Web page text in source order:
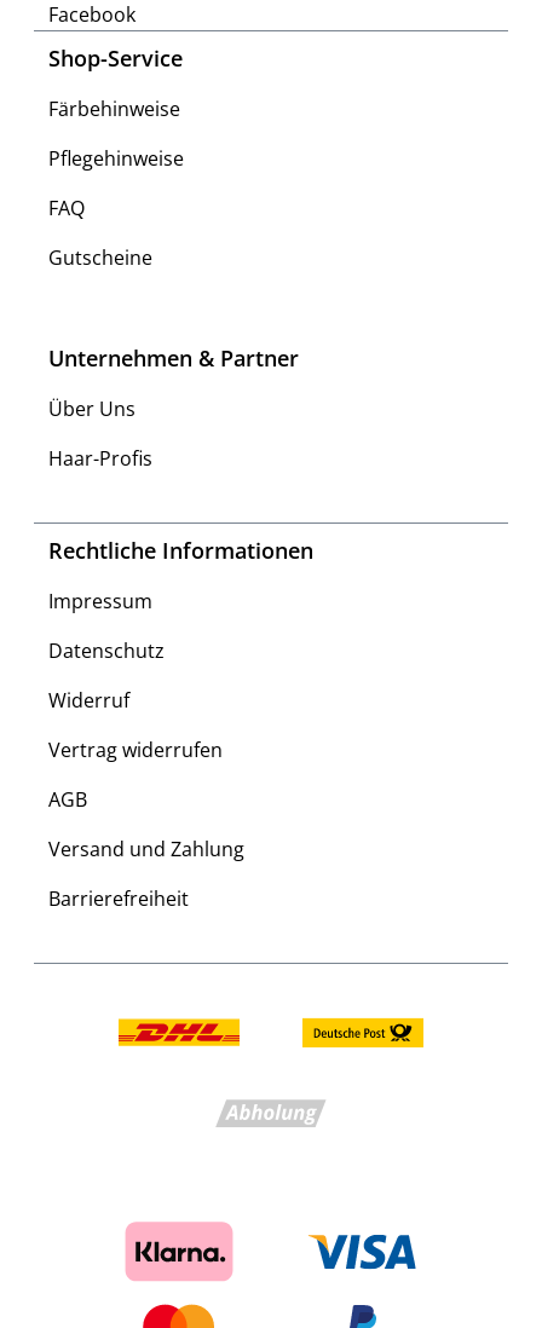
Facebook
Shop-Service
Färbehinweise
Pflegehinweise
FAQ
Gutscheine
Unternehmen & Partner
Über Uns
Haar-Profis
Rechtliche Informationen
Impressum
Datenschutz
Widerruf
Vertrag widerrufen
AGB
Versand und Zahlung
Barrierefreiheit